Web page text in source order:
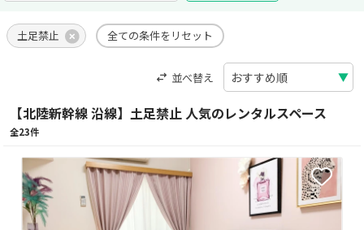
土足禁止 全ての条件をリセット
並べ替え
【北陸新幹線 沿線】土足禁止 人気のレンタルスペース
全23件